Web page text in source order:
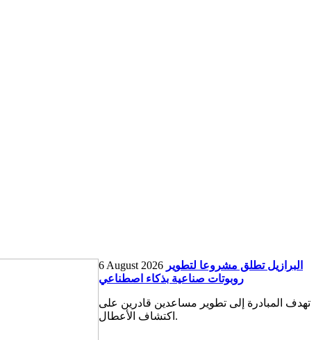
6 August 2026 البرازيل تطلق مشروعا لتطوير
روبوتات صناعية بذكاء اصطناعي
تهدف المبادرة إلى تطوير مساعدين قادرين على
اكتشاف الأعطال.